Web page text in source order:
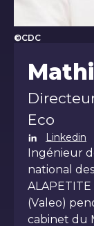
Mathieu
©CDC
Eco
Linkedin
Ingénieur
national
(Valeo)
cabinet du